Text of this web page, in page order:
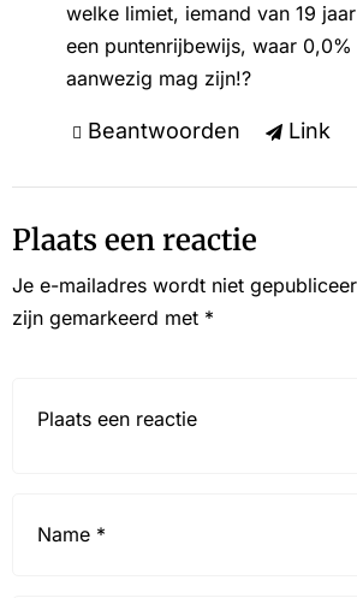
welke limiet, iemand van 19
een puntenrijbewijs, waar
aanwezig mag zijn!?
Beantwoorden Link
Plaats een reactie
Je e-mailadres wordt niet
zijn gemarkeerd met *